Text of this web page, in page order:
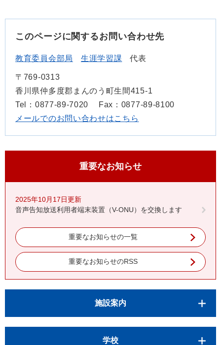
このページに関するお問い合わせ先
教育委員会部局 生涯学習課 代表
〒769-0313
香川県仲多度郡まんのう町生間415-1
Tel：0877-89-7020
Fax：0877-89-8100
メールでのお問い合わせはこちら
重要なお知らせ
2025年10月17日更新
音声告知放送利用者端末装置（V-ONU）を交換します
重要なお知らせの一覧
重要なお知らせのRSS
施設案内
学校